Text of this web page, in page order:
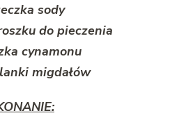
sody
do pieczenia
cynamonu
migdałów